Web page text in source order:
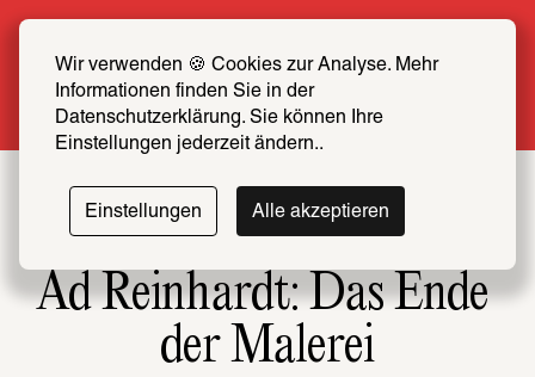
Wir verwenden 🍪 Cookies zur Analyse. Mehr
Informationen finden Sie in der
Datenschutzerklärung. Sie können Ihre
Einstellungen jederzeit ändern..
Einstellungen Alle akzeptieren
SCHIRN FREUND*IN werden
Mehr erfahren
Ad Reinhardt: Das Ende
der Malerei